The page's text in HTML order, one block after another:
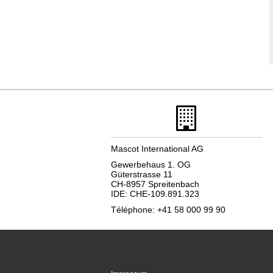
Mascot International AG
Gewerbehaus 1. OG
Güterstrasse 11
CH-8957 Spreitenbach
IDE: CHE-109.891.323
Téléphone: +41 58 000 99 90